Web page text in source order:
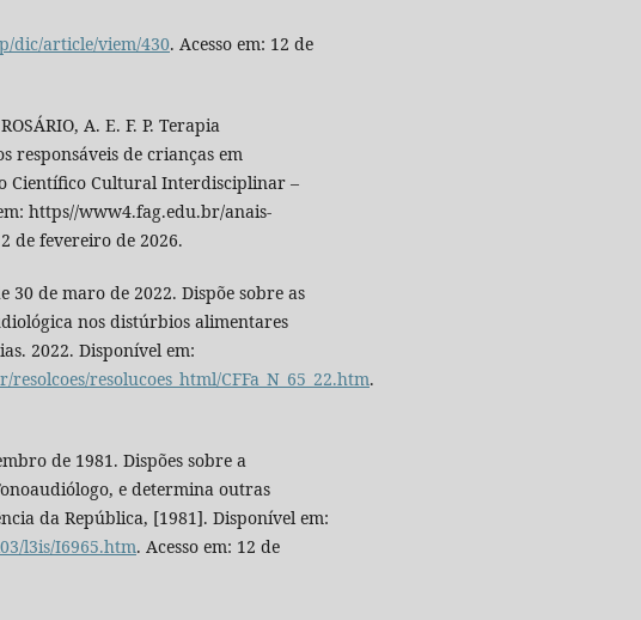
dic/article/viem/430. Acesso em: 12 de
A. E. F. P. Terapia
responsáveis de crianças em
Científico Cultural Interdisciplinar –
https//www4.fag.edu.br/anais-
de fevereiro de 2026.
30 de maro de 2022. Dispõe sobre as
nos distúrbios alimentares
2022. Disponível em:
resolucoes_html/CFFa_N_65_22.htm.
de 1981. Dispões sobre a
e determina outras
da República, [1981]. Disponível em:
l3is/I6965.htm. Acesso em: 12 de